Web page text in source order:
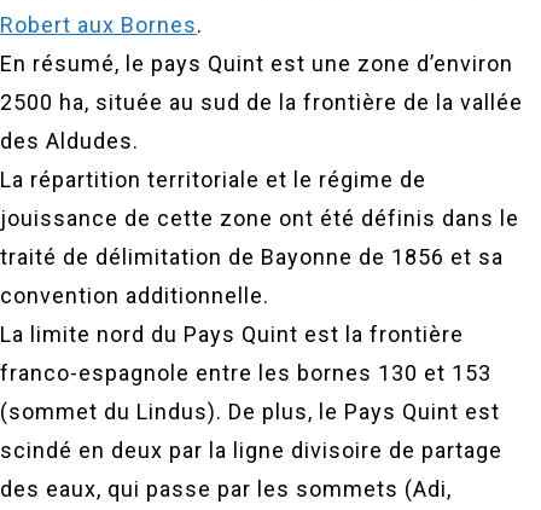
Robert aux Bornes.
En résumé, le pays Quint est une zone d’environ
2500 ha, située au sud de la frontière de la vallée
des Aldudes.
La répartition territoriale et le régime de
jouissance de cette zone ont été définis dans le
traité de délimitation de Bayonne de 1856 et sa
convention additionnelle.
La limite nord du Pays Quint est la frontière
franco-espagnole entre les bornes 130 et 153
(sommet du Lindus). De plus, le Pays Quint est
scindé en deux par la ligne divisoire de partage
des eaux, qui passe par les sommets (Adi,